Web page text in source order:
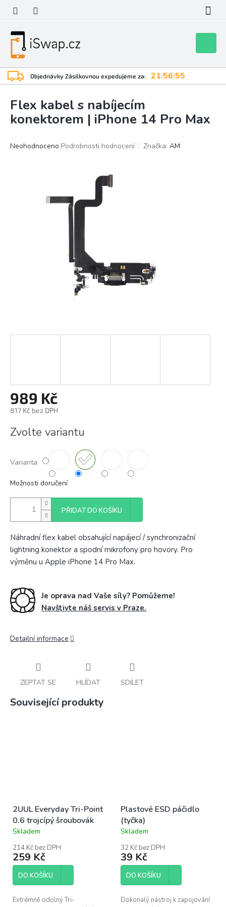
obsah
Objednávky Zásilkovnou expedujeme za: 21:56:55
košík
Flex kabel s nabíjecím
konektorem | iPhone 14 Pro Max
Průměrné
Neohodnoceno Podrobnosti hodnocení Značka: AM
989 Kč
817 Kč bez DPH
cena:
Zvolte variantu
Varianta
Možnosti doručení
PŘIDAT DO KOŠÍKU
Náhradní flex kabel obsahující napájecí / synchronizační
lightning konektor a spodní mikrofony pro hovory. Pro
výměnu u Apple iPhone 14 Pro Max.
Je oprava nad Vaše síly? Pomůžeme!
Navštivte náš servis v Praze.
Detailní informace
ZEPTAT SE HLÍDAT SDÍLET
Související produkty
2UUL Everyday Tri-Point
0.6 trojcípý šroubovák
Průměrné
produktu
je
5,0
hvězdiček.
Skladem
214 Kč bez DPH
259 Kč
DO KOŠÍKU
Extrémně odolný Tri-
Plastové ESD páčidlo
(tyčka)
Průměrné
produktu
je
5,0
hvězdiček.
Skladem
32 Kč bez DPH
39 Kč
DO KOŠÍKU
Dokonalý nástroj k zapojování